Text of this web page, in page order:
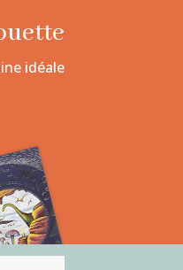
idéale